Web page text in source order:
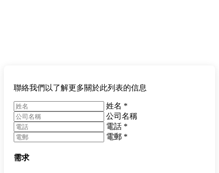
聯絡我們以了解更多關於此列表的信息
姓名 *
公司名稱
電話 *
電郵 *
需求